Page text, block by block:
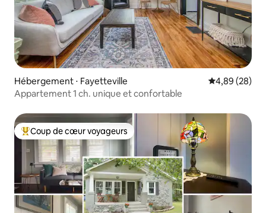
Hébergement ⋅ Fayetteville Évaluation
4,89 (28)
Appartement 1 ch. unique et confortable
Coups de cœur voyageurs les plus appréciés
Coup de cœur voyageurs